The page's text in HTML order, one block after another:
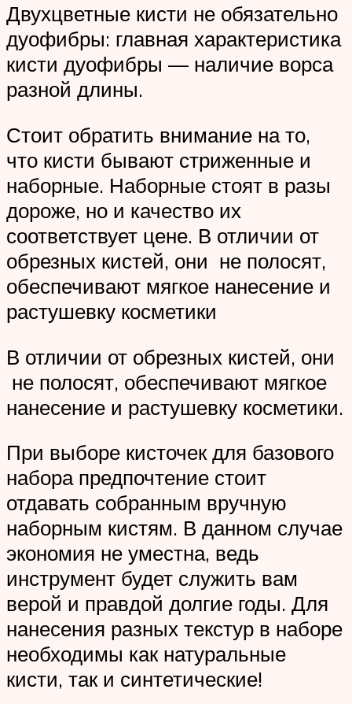
Двухцветные кисти не обязательно
дуофибры: главная характеристика
кисти дуофибры — наличие ворса
разной длины.
Стоит обратить внимание на то,
что кисти бывают стриженные и
наборные. Наборные стоят в разы
дороже, но и качество их
соответствует цене. В отличии от
обрезных кистей, они не полосят,
обеспечивают мягкое нанесение и
растушевку косметики
В отличии от обрезных кистей, они
не полосят, обеспечивают мягкое
нанесение и растушевку косметики.
При выборе кисточек для базового
набора предпочтение стоит
отдавать собранным вручную
наборным кистям. В данном случае
экономия не уместна, ведь
инструмент будет служить вам
верой и правдой долгие годы. Для
нанесения разных текстур в наборе
необходимы как натуральные
кисти, так и синтетические!